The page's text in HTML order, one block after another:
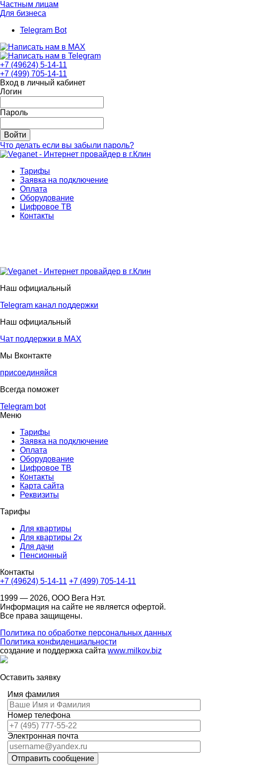
Частным лицам
Для бизнеса
Telegram Bot
+7 (49624) 5-14-11
+7 (499) 705-14-11
Вход в личный кабинет
Логин
Пароль
Войти
Что делать если вы забыли пароль?
Тарифы
Заявка на подключение
Оплата
Оборудование
Цифровое ТВ
Контакты
Наш официальный
Telegram канал поддержки
Наш официальный
Чат поддержки в МАХ
Мы Вконтакте
присоединяйся
Всегда поможет
Telegram bot
Меню
Тарифы
Заявка на подключение
Оплата
Оборудование
Цифровое ТВ
Контакты
Карта сайта
Реквизиты
Тарифы
Для квартиры
Для квартиры 2х
Для дачи
Пенсионный
Контакты
+7 (49624) 5-14-11 +7 (499) 705-14-11
1999 — 2026, ООО Вега Нэт.
Информация на сайте не является офертой.
Все права защищены.
Политика по обработке персональных данных
Политика конфиденциальности
создание и поддержка сайта www.milkov.biz
Оставить заявку
Имя фамилия
Номер телефона
Электронная почта
Отправить сообщение